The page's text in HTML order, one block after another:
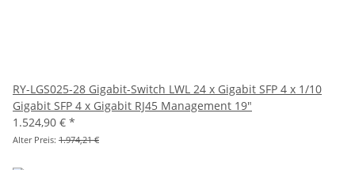
RY-LGS025-28 Gigabit-Switch LWL 24 x Gigabit SFP 4 x 1/10
Gigabit SFP 4 x Gigabit RJ45 Management 19"
1.524,90 € *
Alter Preis: 1.974,21 €